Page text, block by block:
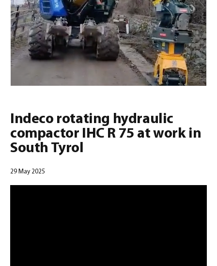
0
Deutsch(Deutsch)
Indeco rotating hydraulic
compactor IHC R 75 at work in
South Tyrol
29 May 2025